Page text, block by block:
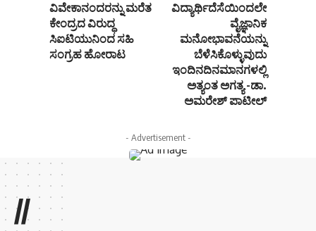
ವಿವೇಕಾನಂದರನ್ನು ಮರೆತ
ಕೇಂದ್ರದ ವಿರುದ್ಧ
ಸಿಐಟಿಯುನಿಂದ ಸಹಿ
ಸಂಗ್ರಹ ಹೋರಾಟ
ವಿದ್ಯಾರ್ಥಿದೆಸೆಯಿಂದಲೇ
ವೈಜ್ಞಾನಿಕ
ಮನೋಭಾವನೆಯನ್ನು
ಬೆಳೆಸಿಕೊಳ್ಳುವುದು
ಇಂದಿನದಿನಮಾನಗಳಲ್ಲಿ
ಅತ್ಯಂತ ಅಗತ್ಯ -ಡಾ.
ಅಮರೇಶ್ ಪಾಟೀಲ್
- Advertisement -
//